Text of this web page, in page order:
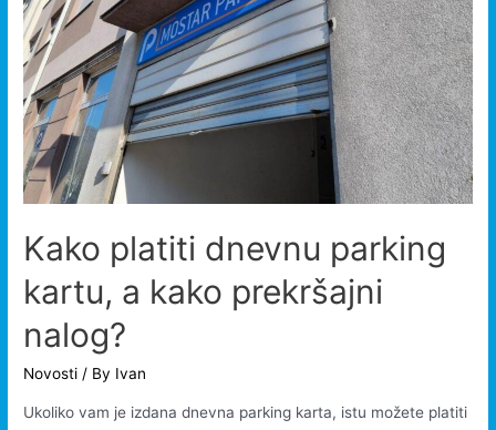
Kako platiti dnevnu parking
kartu, a kako prekršajni
nalog?
Novosti / By Ivan
Ukoliko vam je izdana dnevna parking karta, istu možete platiti